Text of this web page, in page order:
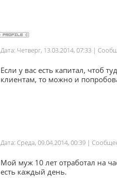
Дата: Четверг, 13.03.2014, 07:33 |
Если у вас есть капитал, чтоб
клиентам, то можно и
Дата: Среда, 09.04.2014, 00:39 |
Мой муж 10 лет отработал на
есть каждый день.